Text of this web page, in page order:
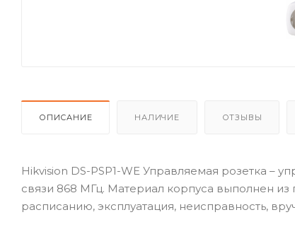
ОПИСАНИЕ НАЛИЧИЕ ОТЗЫВЫ
Hikvision DS-PSP1-WE Управляемая розетка –
связи 868 МГц. Материал корпуса выполнен из
расписанию, эксплуатация, неисправность,